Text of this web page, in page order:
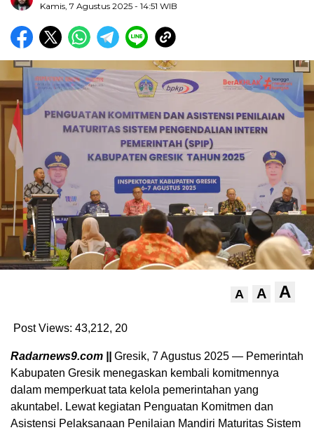
Kamis, 7 Agustus 2025 - 14:51 WIB
A A A
Post Views: 43,212, 20
Radarnews9.com || Gresik, 7 Agustus 2025 — Pemerintah
Kabupaten Gresik menegaskan kembali komitmennya
dalam memperkuat tata kelola pemerintahan yang
akuntabel. Lewat kegiatan Penguatan Komitmen dan
Asistensi Pelaksanaan Penilaian Mandiri Maturitas Sistem